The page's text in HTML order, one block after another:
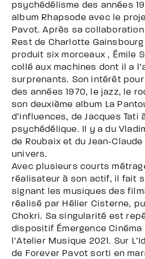
psychédélisme des années
album Rhapsode avec le
Pavot. Après sa
Rest de Charlotte
produit six morceaux , Émile
collé aux machines dont il a
surprenants. Son intérêt
des années 1970, le jazz, le
son deuxième album La
d’influences, de Jacques Tati
psychédélique. Il y a du
de Roubaix et du Jean-
univers.
Avec plusieurs courts
réalisateur à son actif, il fait
signant les musiques des
réalisé par Hélier Cisterne,
Chokri. Sa singularité est
dispositif Émergence Cinéma
l’Atelier Musique 2021. Sur
de Forever Pavot sorti en